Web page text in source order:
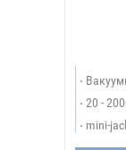
20 -
mini-